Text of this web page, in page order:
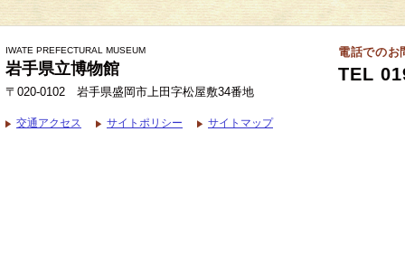
IWATE PREFECTURAL MUSEUM
岩手県立博物館
〒020-0102 岩手県盛岡市上田字松屋敷34番地
電話でのお
TEL
交通アクセス サイトポリシー サイトマップ